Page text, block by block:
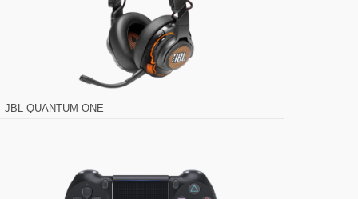
JBL QUANTUM ONE